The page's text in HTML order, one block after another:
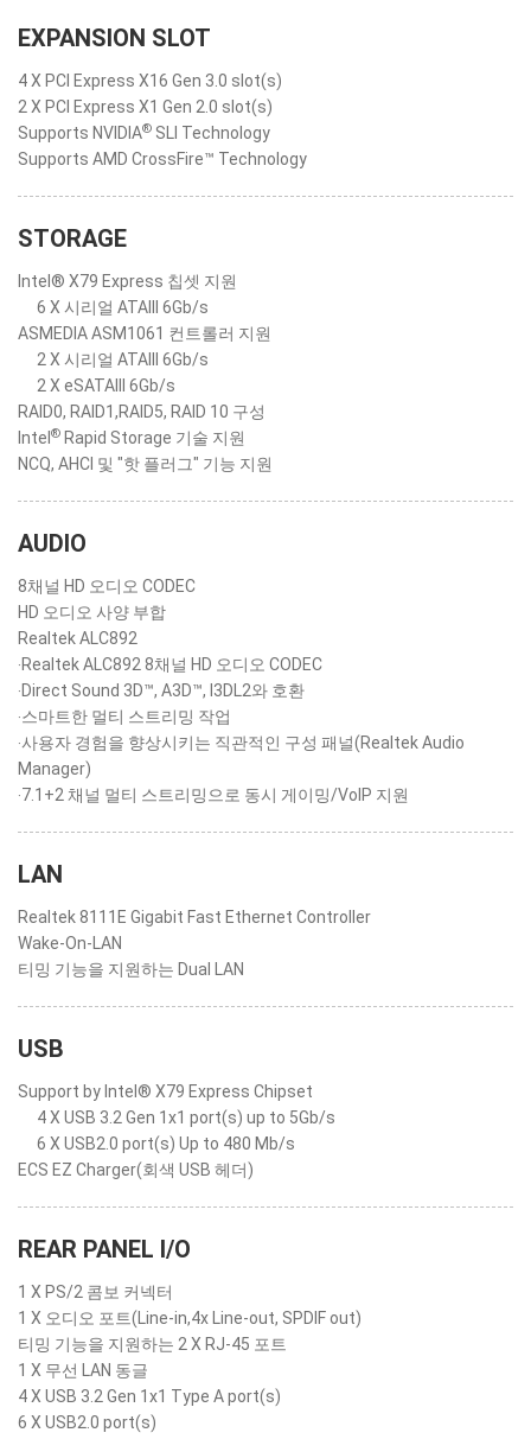
EXPANSION SLOT
4 X PCI Express X16 Gen 3.0 slot(s)
2 X PCI Express X1 Gen 2.0 slot(s)
Supports NVIDIA® SLI Technology
Supports AMD CrossFire™ Technology
STORAGE
Intel® X79 Express 칩셋 지원
6 X 시리얼 ATAIII 6Gb/s
ASMEDIA ASM1061 컨트롤러 지원
2 X 시리얼 ATAIII 6Gb/s
2 X eSATAIII 6Gb/s
RAID0, RAID1,RAID5, RAID 10 구성
Intel ® Rapid Storage 기술 지원
NCQ, AHCI 및 "핫 플러그" 기능 지원
AUDIO
8채널 HD 오디오 CODEC
HD 오디오 사양 부합
Realtek ALC892
‧Realtek ALC892 8채널 HD 오디오 CODEC
‧Direct Sound 3D™, A3D™, I3DL2와 호환
‧스마트한 멀티 스트리밍 작업
‧사용자 경험을 향상시키는 직관적인 구성 패널(Realtek Audio
Manager)
‧7.1+2 채널 멀티 스트리밍으로 동시 게이밍/VoIP 지원
LAN
Realtek 8111E Gigabit Fast Ethernet Controller
Wake-On-LAN
티밍 기능을 지원하는 Dual LAN
USB
Support by Intel® X79 Express Chipset
4 X USB 3.2 Gen 1x1 port(s) up to 5Gb/s
6 X USB2.0 port(s) Up to 480 Mb/s
ECS EZ Charger(회색 USB 헤더)
REAR PANEL I/O
1 X PS/2 콤보 커넥터
1 X 오디오 포트(Line-in,4x Line-out, SPDIF out)
티밍 기능을 지원하는 2 X RJ-45 포트
1 X 무선 LAN 동글
4 X USB 3.2 Gen 1x1 Type A port(s)
6 X USB2.0 port(s)